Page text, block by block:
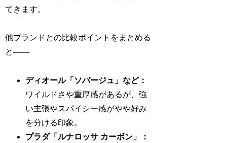
てきます。
他ブランドとの比較ポイントをまとめる
と――
ディオール「ソバージュ」など：
ワイルドさや重厚感があるが、強
い主張やスパイシー感がやや好み
を分ける印象。
プラダ「ルナロッサ カーボン」：